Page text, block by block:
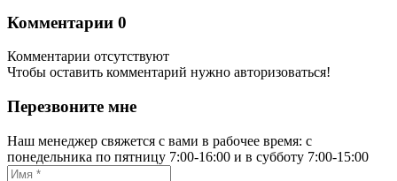
Комментарии 0
Комментарии отсутствуют
Чтобы оставить комментарий нужно авторизоваться!
Перезвоните мне
Наш менеджер свяжется с вами в рабочее время: с
понедельника по пятницу 7:00-16:00 и в субботу 7:00-15:00